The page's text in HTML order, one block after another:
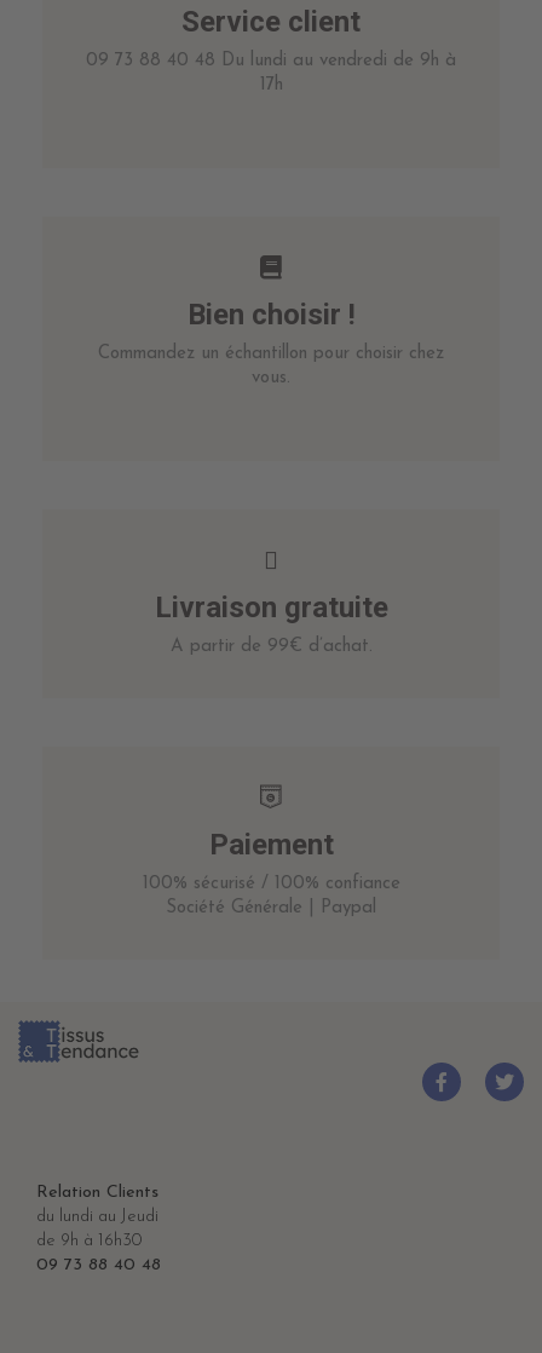
Service client
09 73 88 40 48 Du lundi au vendredi de 9h à
17h
Bien choisir !
Commandez un échantillon pour choisir chez
vous.
Livraison gratuite
A partir de 99€ d’achat.
Paiement
100% sécurisé / 100% confiance
Société Générale | Paypal
Relation Clients
du lundi au Jeudi
de 9h à 16h30
09 73 88 40 48